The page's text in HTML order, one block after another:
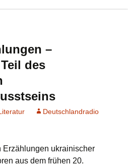
–
des
Deutschlandradio
Erzählungen ukrainischer
aus dem frühen 20.